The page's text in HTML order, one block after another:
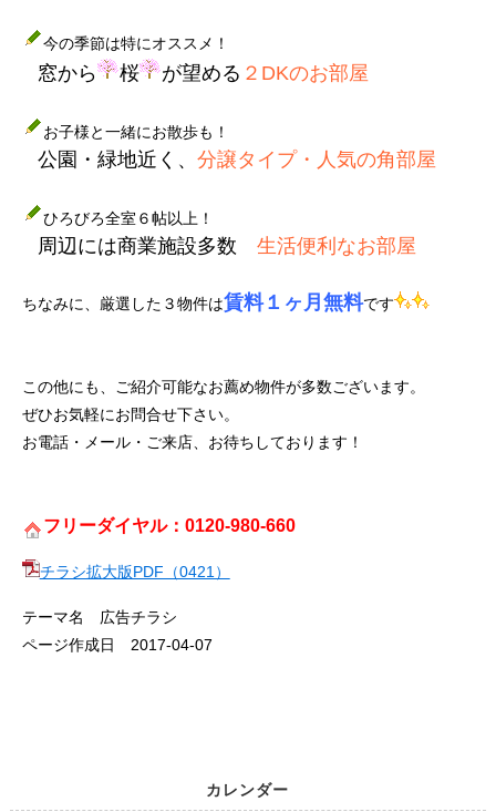
今の季節は特にオススメ！
窓から 桜 が望める ２DKのお部屋
お子様と一緒にお散歩も！
公園・緑地近く、 分譲タイプ・人気の角部屋
ひろびろ全室６帖以上！
周辺には商業施設多数 生活便利なお部屋
ちなみに、厳選した３物件は賃料１ヶ月無料です
この他にも、ご紹介可能なお薦め物件が多数ございます。
ぜひお気軽にお問合せ下さい。
お電話・メール・ご来店、お待ちしております！
フリーダイヤル：0120-980-660
チラシ拡大版PDF（0421）
テーマ名 広告チラシ
ページ作成日 2017-04-07
カレンダー